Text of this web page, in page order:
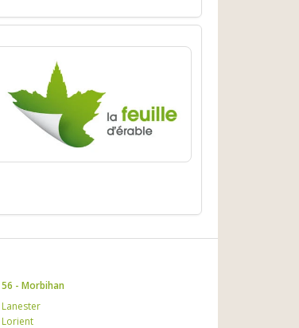
56 - Morbihan
Lanester
Lorient